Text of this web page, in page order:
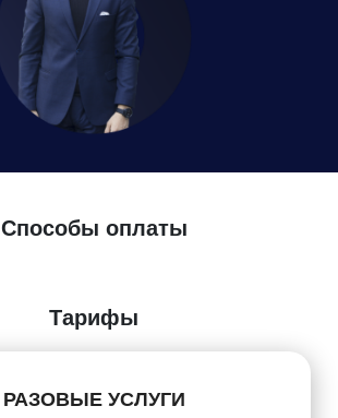
Способы оплаты
Тарифы
РАЗОВЫЕ УСЛУГИ